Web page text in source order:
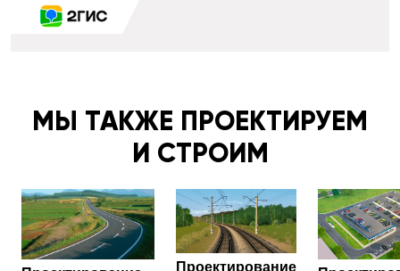
соответствии с согласованными сроками и бюджетом.
Рекомендуем!
МЫ ТАКЖЕ ПРОЕКТИРУЕМ
И СТРОИМ
Проектирование